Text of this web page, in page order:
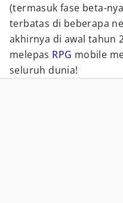
(termasuk fase beta-
terbatas di beberapa
akhirnya di awal tahun
melepas RPG mobile
seluruh dunia!